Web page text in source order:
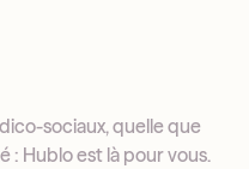
sociaux, quelle que
: Hublo est là pour vous.